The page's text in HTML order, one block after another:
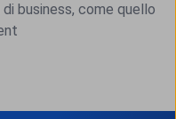
business, come quello